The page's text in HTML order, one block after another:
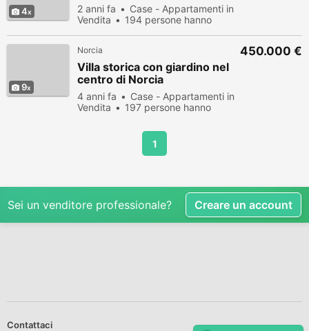
4 2 anni fa
Case - Appartamenti in
Vendita
194 persone hanno
9
Norcia
Villa storica con giardino nel
centro di Norcia
4 anni fa
Case - Appartamenti in
Vendita
197 persone hanno
450.000 €
1
Sei un venditore professionale? Creare un account
Contattaci